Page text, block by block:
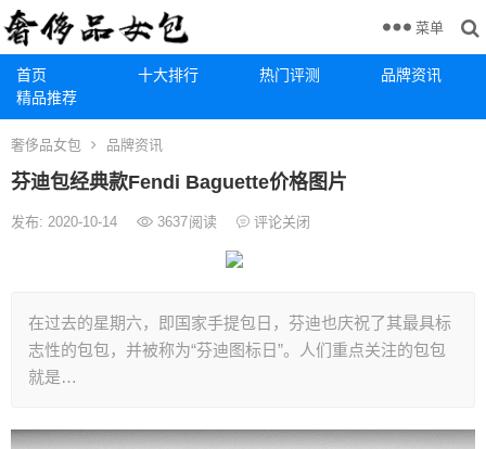
首页 十大排行 热门评测
品牌资讯
精品推荐
菜单
奢侈品女包 品牌资讯
芬迪包经典款Fendi Baguette价格图片
发布: 2020-10-14 3637阅读 评论关闭
在过去的星期六，即国家手提包日，芬迪也庆祝了其最具标
志性的包包，并被称为“芬迪图标日”。人们重点关注的包包
就是…